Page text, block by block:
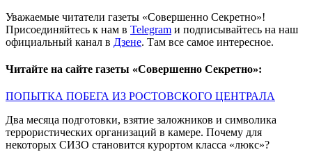
Уважаемые читатели газеты «Совершенно Секретно»!
Присоединяйтесь к нам в Telegram и подписывайтесь на наш
официальный канал в Дзене. Там все самое интересное.
Читайте на сайте газеты «Совершенно Секретно»:
ПОПЫТКА ПОБЕГА ИЗ РОСТОВСКОГО ЦЕНТРАЛА
Два месяца подготовки, взятие заложников и символика
террористических организаций в камере. Почему для
некоторых СИЗО становится курортом класса «люкс»?